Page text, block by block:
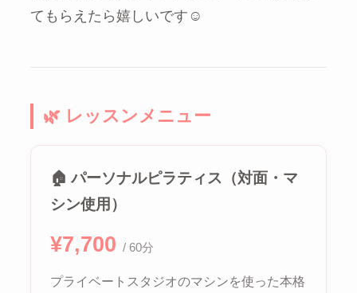
てもらえたら嬉しいです☺️
🌿 レッスンメニュー
🏠 パーソナルピラティス（対面・マ
シン使用）
¥7,700 / 60分
プライベートスタジオのマシンを使った本格